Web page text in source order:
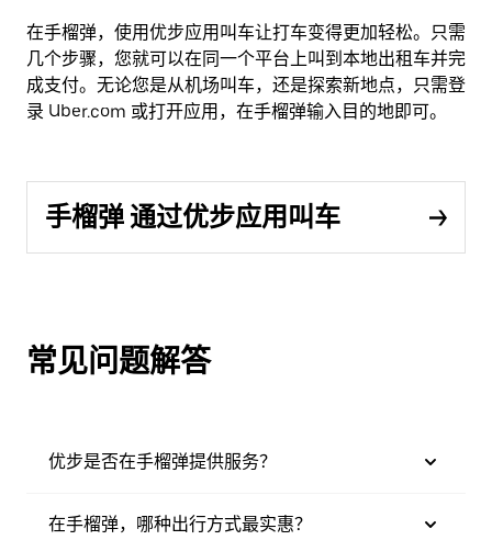
在手榴弹，使用优步应用叫车让打车变得更加轻松。只需
几个步骤，您就可以在同一个平台上叫到本地出租车并完
成支付。无论您是从机场叫车，还是探索新地点，只需登
录 Uber.com 或打开应用，在手榴弹输入目的地即可。
手榴弹 通过优步应用叫车
常见问题解答
优步是否在手榴弹提供服务？
在手榴弹，哪种出行方式最实惠？